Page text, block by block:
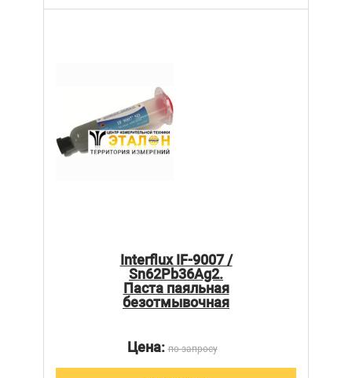
Interflux IF-9007 /
Sn62Pb36Ag2.
Паста паяльная
безотмывочная
Цена:по запросу